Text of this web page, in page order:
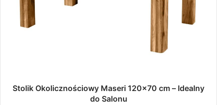
Stolik Okolicznościowy Maseri 120×70 cm – Idealny
do Salonu